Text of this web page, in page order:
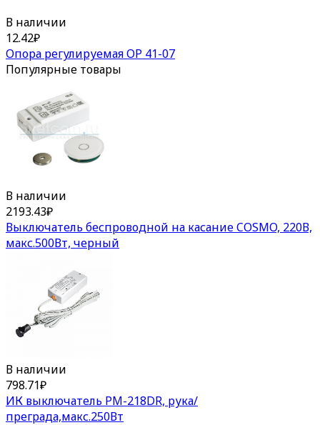
В наличии
12.42₽
Опора регулируемая ОР 41-07
Популярные товары
В наличии
2193.43₽
Выключатель беспроводной на касание COSMO, 220В,
макс.500Вт, черный
В наличии
798.71₽
ИК выключатель PM-218DR, рука/
преграда,макс.250Вт